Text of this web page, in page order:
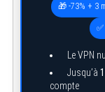
🎁 -73% + 3
Le VPN
Jusqu’à
compte